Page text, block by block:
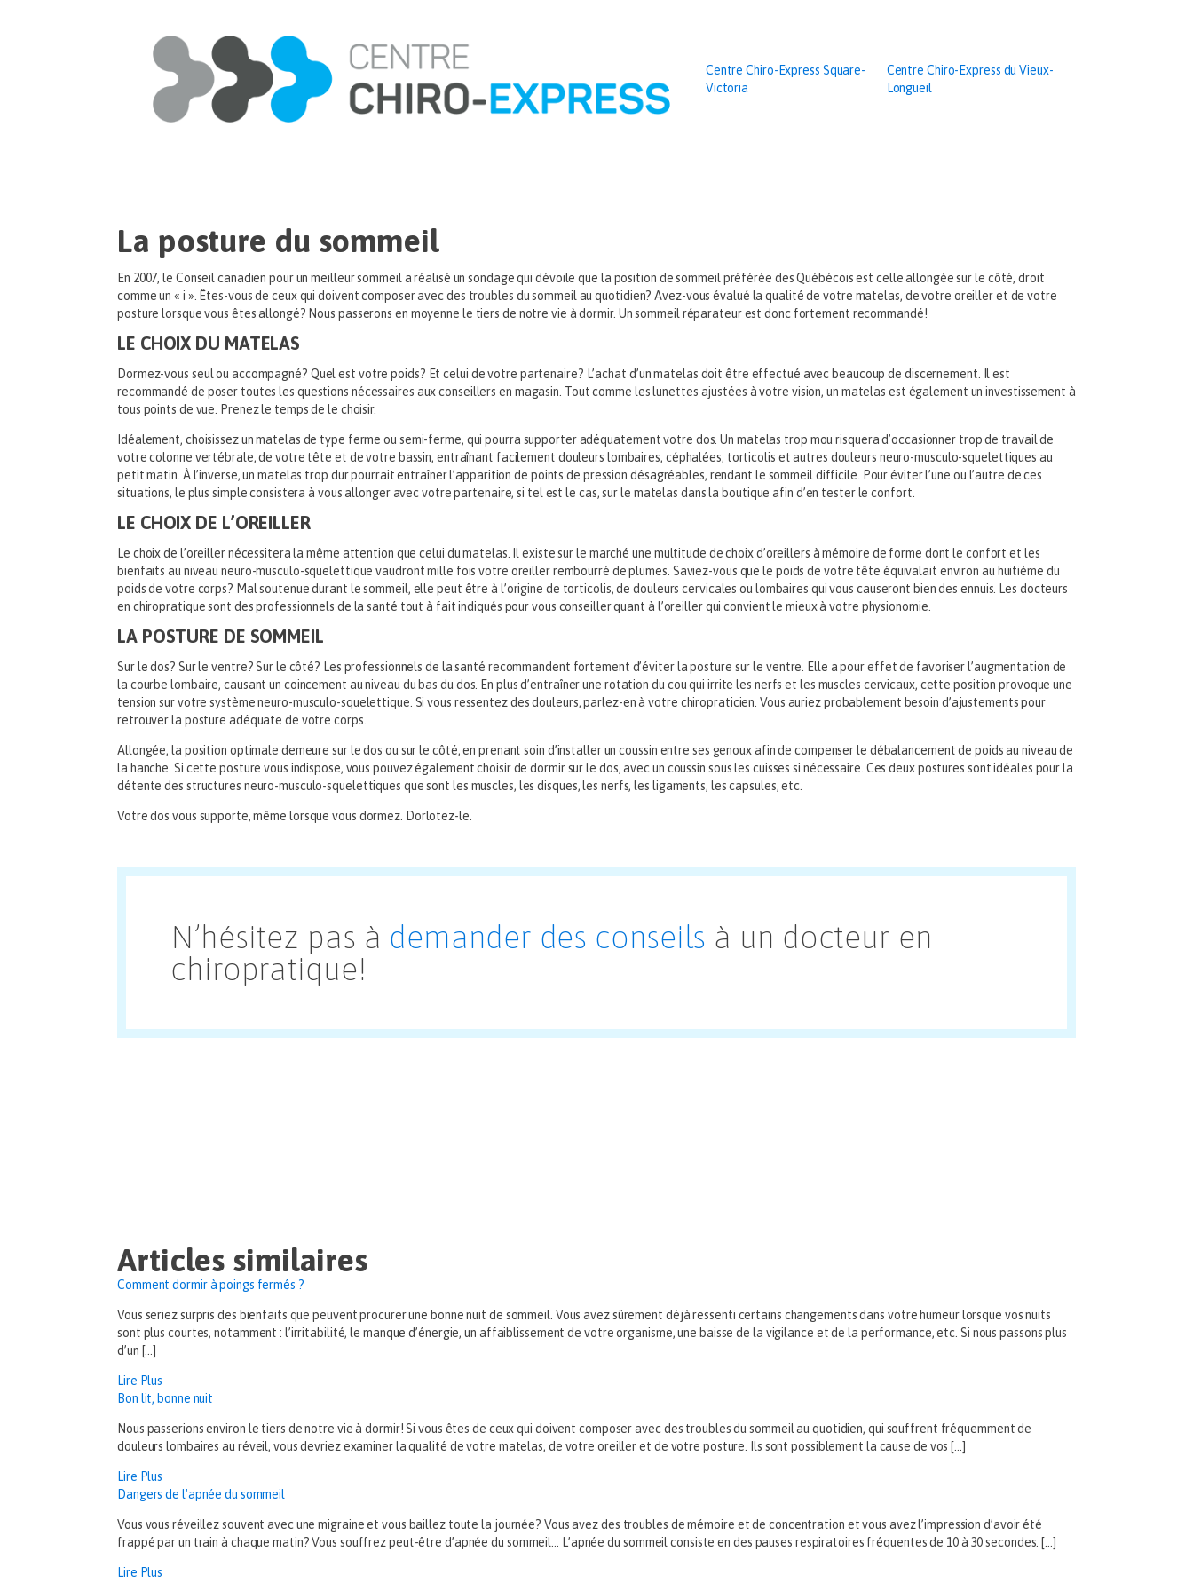
Centre Chiro-Express Square-
Victoria
Centre Chiro-Express du Vieux-
Longueil
La posture du sommeil
En 2007, le Conseil canadien pour un meilleur sommeil a réalisé un sondage qui dévoile que la position de sommeil préférée des Québécois est celle allongée sur le côté, droit
comme un « i ». Êtes-vous de ceux qui doivent composer avec des troubles du sommeil au quotidien? Avez-vous évalué la qualité de votre matelas, de votre oreiller et de votre
posture lorsque vous êtes allongé? Nous passerons en moyenne le tiers de notre vie à dormir. Un sommeil réparateur est donc fortement recommandé!
LE CHOIX DU MATELAS
Dormez-vous seul ou accompagné? Quel est votre poids? Et celui de votre partenaire? L’achat d’un matelas doit être effectué avec beaucoup de discernement. Il est
recommandé de poser toutes les questions nécessaires aux conseillers en magasin. Tout comme les lunettes ajustées à votre vision, un matelas est également un investissement à
tous points de vue. Prenez le temps de le choisir.
Idéalement, choisissez un matelas de type ferme ou semi-ferme, qui pourra supporter adéquatement votre dos. Un matelas trop mou risquera d’occasionner trop de travail de
votre colonne vertébrale, de votre tête et de votre bassin, entraînant facilement douleurs lombaires, céphalées, torticolis et autres douleurs neuro-musculo-squelettiques au
petit matin. À l’inverse, un matelas trop dur pourrait entraîner l’apparition de points de pression désagréables, rendant le sommeil difficile. Pour éviter l’une ou l’autre de ces
situations, le plus simple consistera à vous allonger avec votre partenaire, si tel est le cas, sur le matelas dans la boutique afin d’en tester le confort.
LE CHOIX DE L’OREILLER
Le choix de l’oreiller nécessitera la même attention que celui du matelas. Il existe sur le marché une multitude de choix d’oreillers à mémoire de forme dont le confort et les
bienfaits au niveau neuro-musculo-squelettique vaudront mille fois votre oreiller rembourré de plumes. Saviez-vous que le poids de votre tête équivalait environ au huitième du
poids de votre corps? Mal soutenue durant le sommeil, elle peut être à l’origine de torticolis, de douleurs cervicales ou lombaires qui vous causeront bien des ennuis. Les docteurs
en chiropratique sont des professionnels de la santé tout à fait indiqués pour vous conseiller quant à l’oreiller qui convient le mieux à votre physionomie.
LA POSTURE DE SOMMEIL
Sur le dos? Sur le ventre? Sur le côté? Les professionnels de la santé recommandent fortement d’éviter la posture sur le ventre. Elle a pour effet de favoriser l’augmentation de
la courbe lombaire, causant un coincement au niveau du bas du dos. En plus d’entraîner une rotation du cou qui irrite les nerfs et les muscles cervicaux, cette position provoque une
tension sur votre système neuro-musculo-squelettique. Si vous ressentez des douleurs, parlez-en à votre chiropraticien. Vous auriez probablement besoin d’ajustements pour
retrouver la posture adéquate de votre corps.
Allongée, la position optimale demeure sur le dos ou sur le côté, en prenant soin d’installer un coussin entre ses genoux afin de compenser le débalancement de poids au niveau de
la hanche. Si cette posture vous indispose, vous pouvez également choisir de dormir sur le dos, avec un coussin sous les cuisses si nécessaire. Ces deux postures sont idéales pour la
détente des structures neuro-musculo-squelettiques que sont les muscles, les disques, les nerfs, les ligaments, les capsules, etc.
Votre dos vous supporte, même lorsque vous dormez. Dorlotez-le.
N’hésitez pas à demander des conseils à un docteur en
chiropratique!
Articles similaires
Comment dormir à poings fermés ?
Vous seriez surpris des bienfaits que peuvent procurer une bonne nuit de sommeil. Vous avez sûrement déjà ressenti certains changements dans votre humeur lorsque vos nuits
sont plus courtes, notamment : l’irritabilité, le manque d’énergie, un affaiblissement de votre organisme, une baisse de la vigilance et de la performance, etc. Si nous passons plus
d’un […]
Lire Plus
Bon lit, bonne nuit
Nous passerions environ le tiers de notre vie à dormir! Si vous êtes de ceux qui doivent composer avec des troubles du sommeil au quotidien, qui souffrent fréquemment de
douleurs lombaires au réveil, vous devriez examiner la qualité de votre matelas, de votre oreiller et de votre posture. Ils sont possiblement la cause de vos […]
Lire Plus
Dangers de l'apnée du sommeil
Vous vous réveillez souvent avec une migraine et vous baillez toute la journée? Vous avez des troubles de mémoire et de concentration et vous avez l’impression d’avoir été
frappé par un train à chaque matin? Vous souffrez peut-être d’apnée du sommeil… L’apnée du sommeil consiste en des pauses respiratoires fréquentes de 10 à 30 secondes. […]
Lire Plus